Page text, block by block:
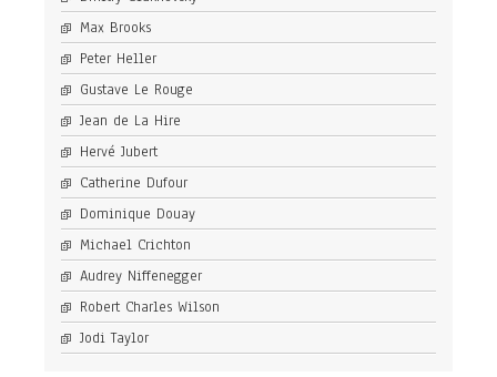
Max Brooks
Peter Heller
Gustave Le Rouge
Jean de La Hire
Hervé Jubert
Catherine Dufour
Dominique Douay
Michael Crichton
Audrey Niffenegger
Robert Charles Wilson
Jodi Taylor